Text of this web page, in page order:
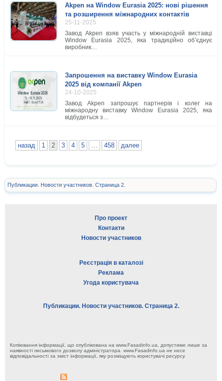
Akpen на Window Eurasia 2025: нові рішення
та розширення міжнародних контактів
25-11-2025
Завод Akpen взяв участь у міжнародній виставці
Window Eurasia 2025, яка традиційно об’єднує
виробник…
Запрошення на виставку Window Eurasia
2025 від компанії Akpen
24-10-2025
Завод Akpen запрошує партнерів і колег на
міжнародну виставку Window Eurasia 2025, яка
відбудеться з…
назад 1 2 3 4 5 … 458 далее
Публикации. Новости участников. Страница 2.
Про проект
Контакти
Новости участников
Реєстрація в каталозі
Реклама
Угода користувача
Публикации. Новости участников. Страница 2.
Копіювання інформації, що опублікована на www.Fasadinfo.ua, допустиме лише за
наявності письмового дозволу адміністратора. www.Fasadinfo.ua не несе
відповідальності за зміст інформації, яку розміщують користувачі ресурсу.